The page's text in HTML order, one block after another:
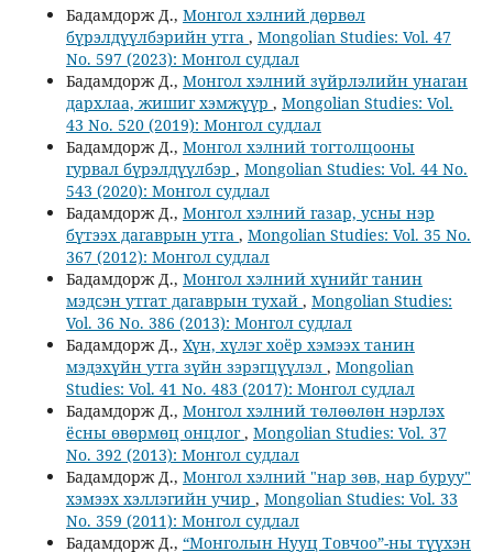
Бадамдорж Д., Монгол хэлний дөрвөл
бүрэлдүүлбэрийн утга , Mongolian Studies: Vol. 47
No. 597 (2023): Монгол судлал
Бадамдорж Д., Монгол хэлний зүйрлэлийн унаган
дархлаа, жишиг хэмжүүр , Mongolian Studies: Vol.
43 No. 520 (2019): Монгол судлал
Бадамдорж Д., Монгол хэлний тогтолцооны
гурвал бүрэлдүүлбэр , Mongolian Studies: Vol. 44 No.
543 (2020): Монгол судлал
Бадамдорж Д., Монгол хэлний газар, усны нэр
бүтээх дагаврын утга , Mongolian Studies: Vol. 35 No.
367 (2012): Монгол судлал
Бадамдорж Д., Монгол хэлний хүнийг танин
мэдсэн утгат дагаврын тухай , Mongolian Studies:
Vol. 36 No. 386 (2013): Монгол судлал
Бадамдорж Д., Хүн, хүлэг хоёр хэмээх танин
мэдэхүйн утга зүйн зэрэгцүүлэл , Mongolian
Studies: Vol. 41 No. 483 (2017): Монгол судлал
Бадамдорж Д., Монгол хэлний төлөөлөн нэрлэх
ёсны өвөрмөц онцлог, Mongolian Studies: Vol. 37
No. 392 (2013): Монгол судлал
Бадамдорж Д., Монгол хэлний "нар зөв, нар буруу"
хэмээх хэллэгийн учир , Mongolian Studies: Vol. 33
No. 359 (2011): Монгол судлал
Бадамдорж Д., “Монголын Нууц Товчоо”-ны түүхэн